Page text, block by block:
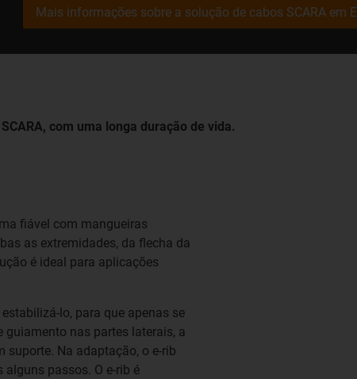
Mais informações sobre a solução de cabos SCARA em
com uma longa duração de vida.
fiável com mangueiras
as extremidades, da flecha da
é ideal para aplicações
lo, para que apenas se
guiamento nas partes laterais, a
Na adaptação, o e-rib
passos. O e-rib é